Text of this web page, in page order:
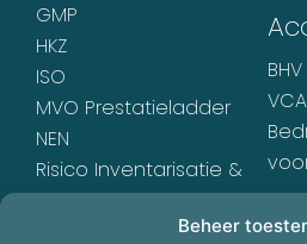
Beheer
GMP
HKZ
ISO
MVO Prestatieladder
NEN
Risico Inventarisatie &
Evaluatie
BHV